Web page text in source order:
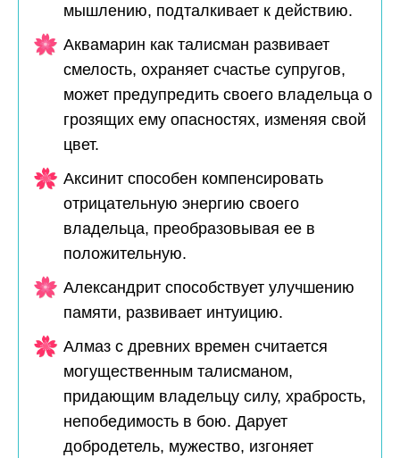
мышлению, подталкивает к действию.
Аквамарин как талисман развивает
смелость, охраняет счастье супругов,
может предупредить своего владельца о
грозящих ему опасностях, изменяя свой
цвет.
Аксинит способен компенсировать
отрицательную энергию своего
владельца, преобразовывая ее в
положительную.
Александрит способствует улучшению
памяти, развивает интуицию.
Алмаз с древних времен считается
могущественным талисманом,
придающим владельцу силу, храбрость,
непобедимость в бою. Дарует
добродетель, мужество, изгоняет